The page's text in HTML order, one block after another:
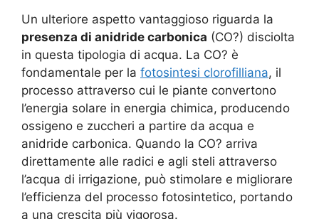
Un ulteriore aspetto vantaggioso riguarda la
presenza di anidride carbonica (CO?) disciolta
in questa tipologia di acqua. La CO? è
fondamentale per la fotosintesi clorofilliana, il
processo attraverso cui le piante convertono
l’energia solare in energia chimica, producendo
ossigeno e zuccheri a partire da acqua e
anidride carbonica. Quando la CO? arriva
direttamente alle radici e agli steli attraverso
l’acqua di irrigazione, può stimolare e migliorare
l’efficienza del processo fotosintetico, portando
a una crescita più vigorosa.